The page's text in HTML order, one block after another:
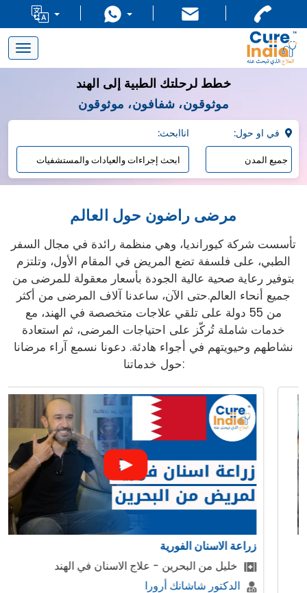
Toggle
navigation
خطط لرحلتك الطبية إلى الهند
موثوقون، شفافون، موثوقون
:اناابحث
مرضى راضون حول العالم
تأسست شركة كيورانديا، وهي منظمة رائدة في مجال السفر
الطبي، على فلسفة تضع المريض في المقام الأول، وتلتزم
بتوفير رعاية صحية عالية الجودة بأسعار معقولة للمرضى من
جميع أنحاء العالم.حتى الآن، ساعدنا آلاف المرضى من أكثر
من 55 دولة على تلقي علاجات متخصصة في الهند، مع
خدمات شاملة تُركّز على احتياجات المرضى، ثم استعادة
نشاطهم وحيويتهم في أجواء هادئة. دعونا نسمع آراء مرضانا
حول خدماتنا:
زراعة الاسنان الفورية
خليل من البحرين - علاج الاسنان في الهند
الدكتور شاشانك أرورا